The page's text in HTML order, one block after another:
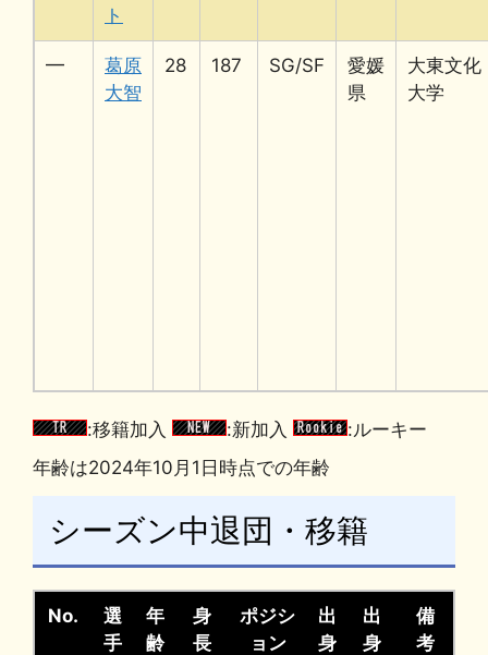
ト
━
葛原
大智
28 187 SG/SF
愛媛
県
大東文化
大学
:移籍加入 :新加入
:ルーキー
年齢は2024年10月1日時点での年齢
シーズン中退団・移籍
No.
選
手
年
齢
身
長
ポジシ
ョン
出
身
出
身
備
考